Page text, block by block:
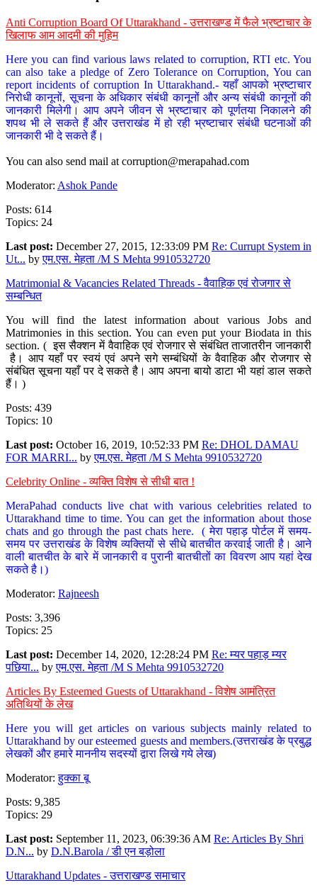
Anti Corruption Board Of Uttarakhand - उत्तराखण्ड में फैले भ्रष्टाचार के
खिलाफ आम आदमी की मुहिम
Here you can find various laws related to corruption, RTI etc. You
can also take a pledge of Zero Tolerance on Corruption, You can
report incidents of corruption In Uttarakhand.- यहाँ आपको भ्रष्टाचार
निरोधी कानूनों, सूचना के अधिकार संबंधी कानूनों और अन्य संबंधी कानूनों की
जानकारी मिलेगी। आप अपने जीवन से भ्रष्टाचार को पूर्णतया निकालने की
शपथ भी ले सकते हैं और उत्तराखंड में हो रही भ्रष्टाचार संबंधी घटनाओं की
जानकारी भी दे सकते हैं।
You can also send mail at corruption@merapahad.com
Moderator: Ashok Pande
Posts: 614
Topics: 24
Last post: December 27, 2015, 12:33:09 PM Re: Currupt System in
Ut... byएम.एस. मेहता /M S Mehta 9910532720
Matrimonial & Vacancies Related Threads - वैवाहिक एवं रोजगार से
सम्बन्धित
You will find the latest information about various Jobs and
Matrimonies in this section. You can even put your Biodata in this
section. ( इस सैक्शन में वैवाहिक एवं रोजगार से संबंधित ताजातरीन जानकारी
है। आप यहाँ पर स्वयं एवं अपने सगे सम्बंधियों के वैवाहिक और रोजगार से
संबंधित सूचना यहाँ पर दे सकते है। आप अपना बायो डाटा भी यहां डाल सकते
हैं। )
Posts: 439
Topics: 10
Last post: October 16, 2019, 10:52:33 PM Re: DHOL DAMAU
FOR MARRI... byएम.एस. मेहता /M S Mehta 9910532720
Celebrity Online - व्यक्ति विशेष से सीधी बात !
MeraPahad conducts live chat with various celebrities related to
Uttarakhand time to time. You can get the information about those
chats and go through the past chats here. ( मेरा पहाड़ पोर्टल में समय-
समय पर उत्तराखंड के विशेष व्यक्तियों से सीधे बातचीत करवाई जाती है। आने
वाली बातचीत के बारे में जानकारी व पुरानी बातचीतों का विवरण आप यहां देख
सकते है।)
Moderator: Rajneesh
Posts: 3,396
Topics: 25
Last post: December 14, 2020, 12:28:24 PM Re: म्यर पहाड़ म्यर
पछिया... byएम.एस. मेहता /M S Mehta 9910532720
Articles By Esteemed Guests of Uttarakhand - विशेष आमंत्रित
अतिथियों के लेख
Here you will get articles on various subjects mainly related to
Uttarakhand by our esteemed guests and members.(उत्तराखंड के प्रबुद्ध
लेखकों और हमारे माननीय सदस्यों द्वारा लिखे गये लेख)
Moderator:हुक्का बू
Posts: 9,385
Topics: 29
Last post: September 11, 2023, 06:39:36 AM Re: Articles By Shri
D.N... by D.N.Barola / डी एन बड़ोला
Uttarakhand Updates - उत्तराखण्ड समाचार